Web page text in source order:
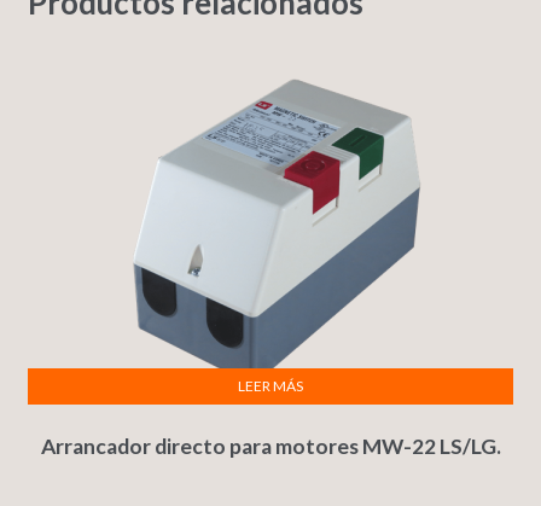
Arrancador directo para motores MW-22 LS/LG.
LEER MÁS